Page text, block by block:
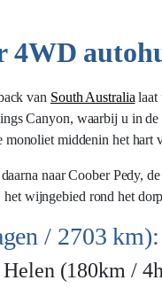
4WD
van South Australia laat
Canyon, waarbij u in
monoliet middenin het hart
naar Coober Pedy,
wijngebied rond het
/ 2703 km):
(180km /